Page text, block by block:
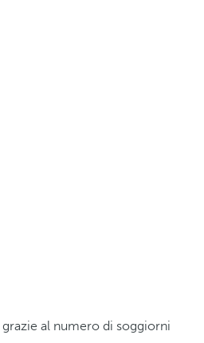
al numero di soggiorni